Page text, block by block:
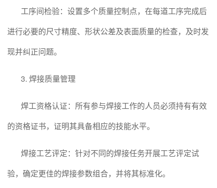
工序间检验：设置多个质量控制点，在每道工序完成后
进行必要的尺寸精度、形状公差及表面质量的检查，及时发
现并纠正问题。
3. 焊接质量管理
焊工资格认证：所有参与焊接工作的人员必须持有有效
的资格证书，证明其具备相应的技能水平。
焊接工艺评定：针对不同的焊接任务开展工艺评定试
验，确定更佳的焊接参数组合，并将其标准化。